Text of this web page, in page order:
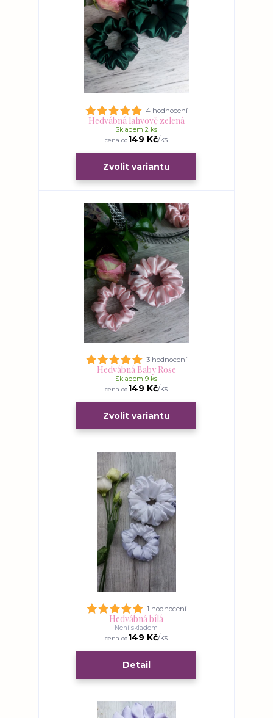
4 hodnocení
Hedvábná lahvově zelená
cena od149 Kč/ks
Skladem 2 ks
Zvolit variantu
3 hodnocení
Hedvábná Baby Rose
cena od149 Kč/ks
Skladem 9 ks
Zvolit variantu
1 hodnocení
Hedvábná bílá
cena od149 Kč/ks
Není skladem
Detail